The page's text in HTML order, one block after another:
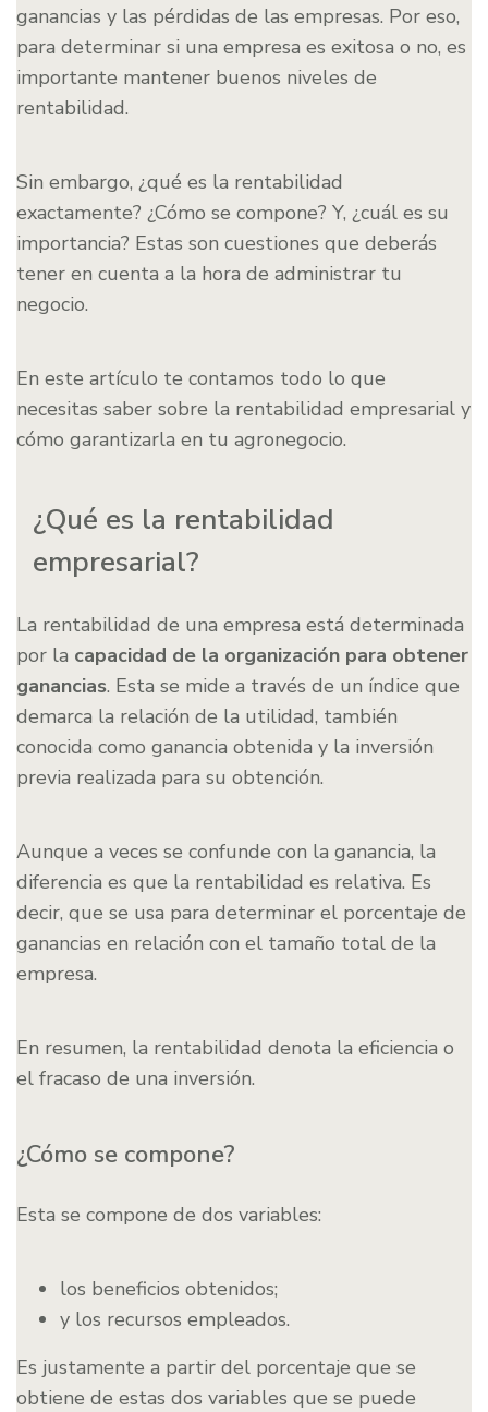
ganancias y las pérdidas de las empresas. Por eso,
para determinar si una empresa es exitosa o no, es
importante mantener buenos niveles de
rentabilidad.
Sin embargo, ¿qué es la rentabilidad
exactamente? ¿Cómo se compone? Y, ¿cuál es su
importancia? Estas son cuestiones que deberás
tener en cuenta a la hora de administrar tu
negocio.
En este artículo te contamos todo lo que
necesitas saber sobre la rentabilidad empresarial y
cómo garantizarla en tu agronegocio.
¿Qué es la rentabilidad
empresarial?
La rentabilidad de una empresa está determinada
por la capacidad de la organización para obtener
ganancias. Esta se mide a través de un índice que
demarca la relación de la utilidad, también
conocida como ganancia obtenida y la inversión
previa realizada para su obtención.
Aunque a veces se confunde con la ganancia, la
diferencia es que la rentabilidad es relativa. Es
decir, que se usa para determinar el porcentaje de
ganancias en relación con el tamaño total de la
empresa.
En resumen, la rentabilidad denota la eficiencia o
el fracaso de una inversión.
¿Cómo se compone?
Esta se compone de dos variables:
los beneficios obtenidos;
y los recursos empleados.
Es justamente a partir del porcentaje que se
obtiene de estas dos variables que se puede